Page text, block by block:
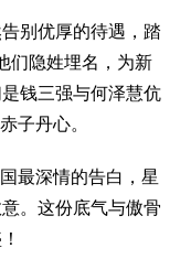
别优厚的待遇， 踏
们隐姓埋名， 为新
钱三强与何泽慧伉
子丹心。
最深情的告白，星
。这份底气与傲骨